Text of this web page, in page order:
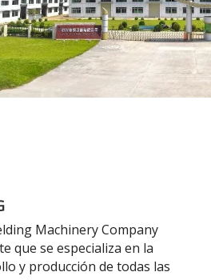
Machinery Company
que se especializa en la
y producción de todas las